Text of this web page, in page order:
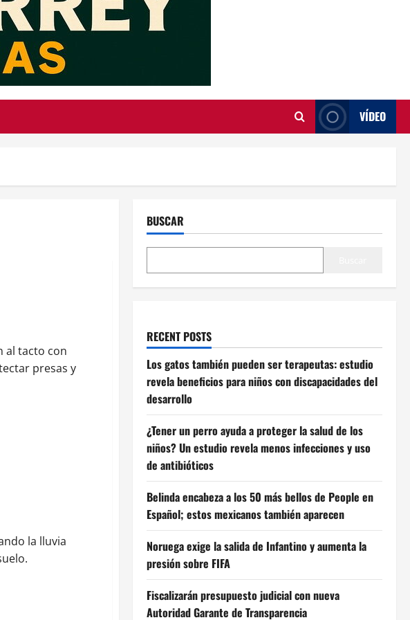
VÍDEO
al tacto con
presas y
la lluvia
BUSCAR
RECENT POSTS
Los gatos también pueden ser terapeutas: estudio
revela beneficios para niños con discapacidades del
desarrollo
¿Tener un perro ayuda a proteger la salud de los
niños? Un estudio revela menos infecciones y uso
de antibióticos
Belinda encabeza a los 50 más bellos de People en
Español; estos mexicanos también aparecen
Noruega exige la salida de Infantino y aumenta la
presión sobre FIFA
Fiscalizarán presupuesto judicial con nueva
Autoridad Garante de Transparencia